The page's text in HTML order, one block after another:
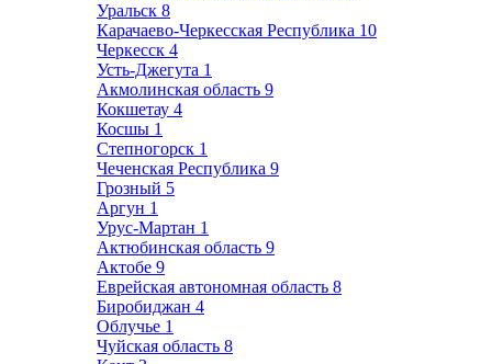
Уральск 8
Карачаево-Черкесская Республика 10
Черкесск 4
Усть-Джегута 1
Акмолинская область 9
Кокшетау 4
Косшы 1
Степногорск 1
Чеченская Республика 9
Грозный 5
Аргун 1
Урус-Мартан 1
Актюбинская область 9
Актобе 9
Еврейская автономная область 8
Биробиджан 4
Облучье 1
Чуйская область 8